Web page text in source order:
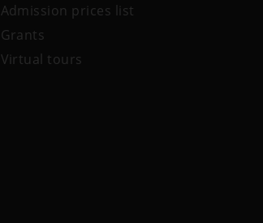
Admission prices list
Grants
Virtual tours